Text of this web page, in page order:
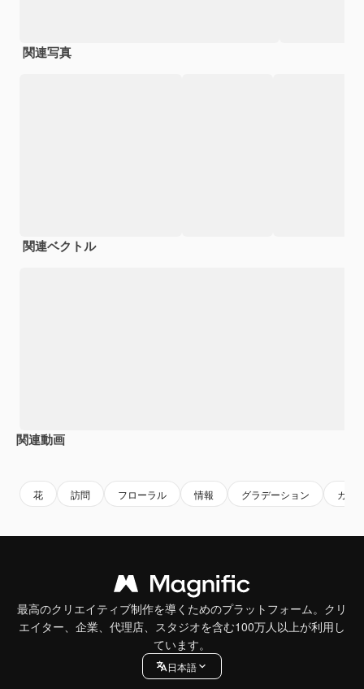
関連写真
関連ベクトル
関連動画
花 訪問 フローラル 情報 グラデーション カー
最高のクリエイティブ制作を導くためのプラットフォーム。クリ
エイター、企業、代理店、スタジオを含む100万人以上が利用し
ています。
日本語